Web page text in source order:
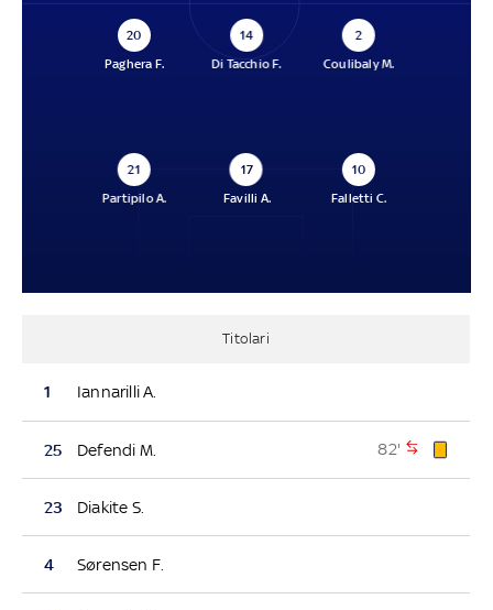
20
Paghera F.
14
Di Tacchio F.
2
Coulibaly M.
21
Partipilo A.
17
Favilli A.
10
Falletti C.
Titolari
1 Iannarilli A.
25 Defendi M. 82'
23 Diakite S.
4 Sørensen F.